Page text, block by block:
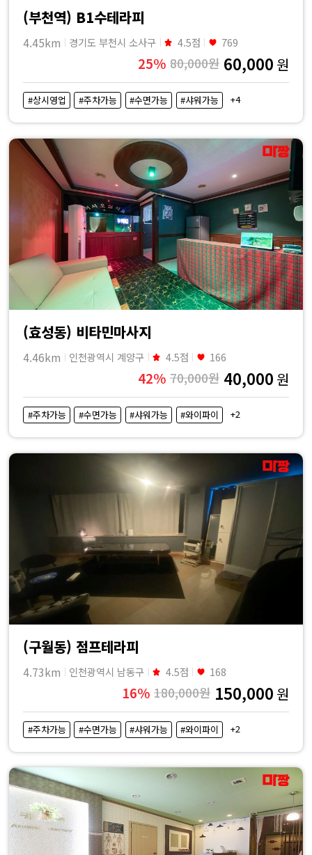
(부천역) B1수테라피
4.45km 경기도 부천시 소사구 4.5점 769
25% 80,000원 60,000 원
#상시영업 #주차가능 #수면가능 #샤워가능 +4
(효성동) 비타민마사지
4.46km 인천광역시 계양구 4.5점 166
42% 70,000원 40,000 원
#주차가능 #수면가능 #샤워가능 #와이파이 +2
(구월동) 점프테라피
4.73km 인천광역시 남동구 4.5점 168
16% 180,000원 150,000 원
#주차가능 #수면가능 #샤워가능 #와이파이 +2